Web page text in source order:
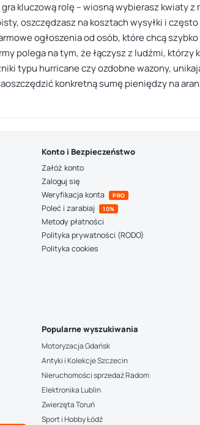
kluczową rolę – wiosną wybierasz kwiaty z
oszczędzasz na kosztach wysyłki i
ogłoszenia od osób, które chcą
polega na tym, że łączysz z ludźmi, którzy
typu hurricane czy ozdobne wazony,
konkretną sumę pieniędzy na
Konto i Bezpieczeństwo
Załóż konto
Zaloguj się
Weryfikacja konta
PRO
Poleć i zarabiaj 10%
Metody płatności
Polityka prywatności (RODO)
Polityka cookies
Popularne wyszukiwania
Motoryzacja Gdańsk
Antyki i Kolekcje Szczecin
Nieruchomości sprzedaż Radom
Elektronika Lublin
Zwierzęta Toruń
Sport i Hobby Łódź